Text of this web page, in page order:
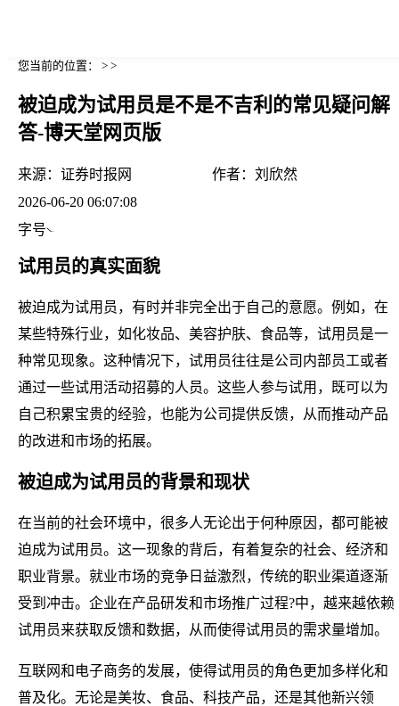
您当前的位置： > >
被迫成为试用员是不是不吉利的常见疑问解
答-博天堂网页版
来源： 证券时报网 作者： 刘欣然
2026-06-20 06:07:08
字号
试用员的真实面貌
被迫成为试用员，有时并非完全出于自己的意愿。例如，在
某些特殊行业，如化妆品、美容护肤、食品等，试用员是一
种常见现象。这种情况下，试用员往往是公司内部员工或者
通过一些试用活动招募的人员。这些人参与试用，既可以为
自己积累宝贵的经验，也能为公司提供反馈，从而推动产品
的改进和市场的拓展。
被迫成为试用员的背景和现状
在当前的社会环境中，很多人无论出于何种原因，都可能被
迫成为试用员。这一现象的背后，有着复杂的社会、经济和
职业背景。就业市场的竞争日益激烈，传统的职业渠道逐渐
受到冲击。企业在产品研发和市场推广过程?中，越来越依赖
试用员来获取反馈和数据，从而使得试用员的需求量增加。
互联网和电子商务的发展，使得试用员的角色更加多样化和
普及化。无论是美妆、食品、科技产品，还是其他新兴领